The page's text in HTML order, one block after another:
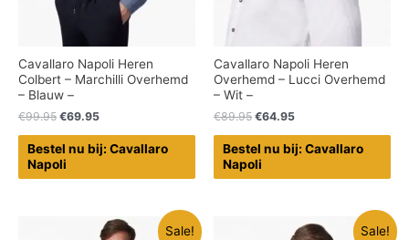
Cavallaro Napoli Heren
Colbert – Marchilli Overhemd
– Blauw –
€99.95 €69.95
Bestel nu bij: Cavallaro
Napoli
Cavallaro Napoli Heren
Overhemd – Lucci Overhemd
– Wit –
€89.95 €64.95
Bestel nu bij: Cavallaro
Napoli
Sale! Sale!